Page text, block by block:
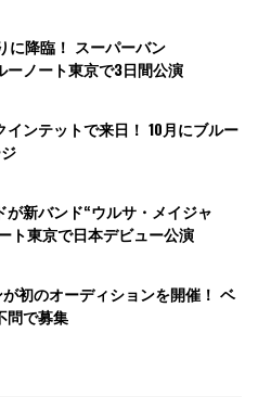
に降臨！ スーパーバン
ーノート東京で3日間公演
ンテットで来日！ 10月にブルー
新バンド“ウルサ・メイジャ
ト東京で日本デビュー公演
初のオーディションを開催！ ベ
問で募集